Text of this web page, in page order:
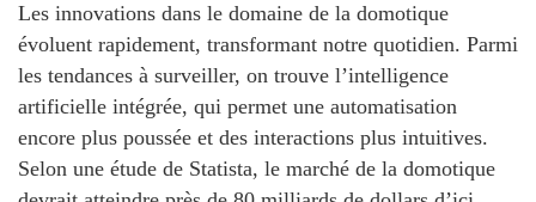
Les innovations dans le domaine de la domotique
évoluent rapidement, transformant notre quotidien. Parmi
les tendances à surveiller, on trouve l’intelligence
artificielle intégrée, qui permet une automatisation
encore plus poussée et des interactions plus intuitives.
Selon une étude de Statista, le marché de la domotique